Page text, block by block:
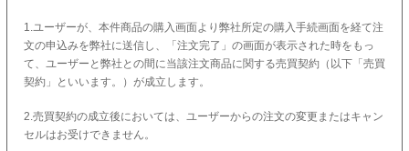
1.ユーザーが、本件商品の購入画面より弊社所定の購入手続画面を経て注
文の申込みを弊社に送信し、「注文完了」の画面が表示された時をもっ
て、ユーザーと弊社との間に当該注文商品に関する売買契約（以下「売買
契約」といいます。）が成立します。
2.売買契約の成立後においては、ユーザーからの注文の変更またはキャン
セルはお受けできません。